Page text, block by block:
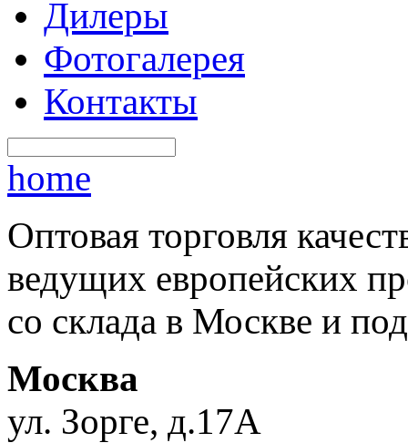
Дилеры
Фотогалерея
Контакты
home
Оптовая торговля
ведущих европейских
со склада в Москве и под
Москва
ул. Зорге, д.17А